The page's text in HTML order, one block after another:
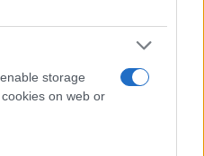
storage
on web or
Αφορίστηκε σε